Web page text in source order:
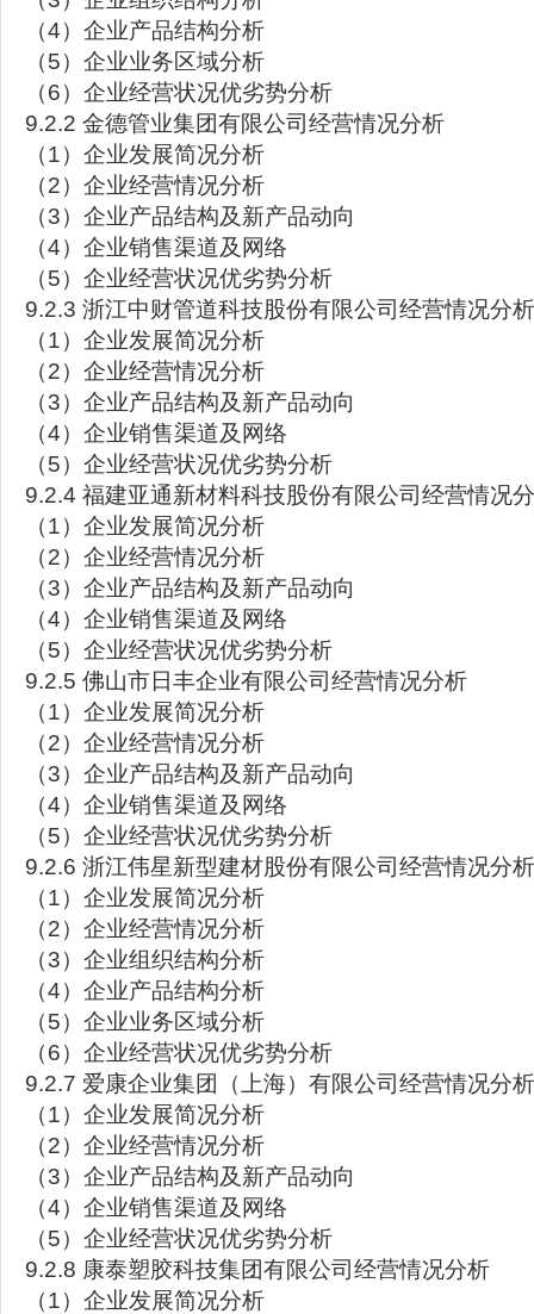
（4）企业产品结构分析
（5）企业业务区域分析
（6）企业经营状况优劣势分析
9.2.2 金德管业集团有限公司经营情况分析
（1）企业发展简况分析
（2）企业经营情况分析
（3）企业产品结构及新产品动向
（4）企业销售渠道及网络
（5）企业经营状况优劣势分析
9.2.3 浙江中财管道科技股份有限公司经营情况分析
（1）企业发展简况分析
（2）企业经营情况分析
（3）企业产品结构及新产品动向
（4）企业销售渠道及网络
（5）企业经营状况优劣势分析
9.2.4 福建亚通新材料科技股份有限公司经营情况
（1）企业发展简况分析
（2）企业经营情况分析
（3）企业产品结构及新产品动向
（4）企业销售渠道及网络
（5）企业经营状况优劣势分析
9.2.5 佛山市日丰企业有限公司经营情况分析
（1）企业发展简况分析
（2）企业经营情况分析
（3）企业产品结构及新产品动向
（4）企业销售渠道及网络
（5）企业经营状况优劣势分析
9.2.6 浙江伟星新型建材股份有限公司经营情况分析
（1）企业发展简况分析
（2）企业经营情况分析
（3）企业组织结构分析
（4）企业产品结构分析
（5）企业业务区域分析
（6）企业经营状况优劣势分析
9.2.7 爱康企业集团（上海）有限公司经营情况分析
（1）企业发展简况分析
（2）企业经营情况分析
（3）企业产品结构及新产品动向
（4）企业销售渠道及网络
（5）企业经营状况优劣势分析
9.2.8 康泰塑胶科技集团有限公司经营情况分析
（1）企业发展简况分析